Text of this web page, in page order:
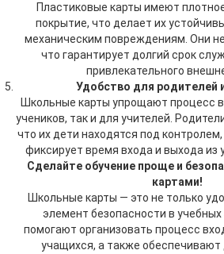
Пластиковые карты имеют
покрытие, что делает их
механическим повреждениям. Они
что гарантирует долгий срок
привлекательного
Удобство для родителей
Школьные карты упрощают процесс
учеников, так и для учителей.
что их дети находятся под
фиксирует время входа и выхода из
Сделайте обучение проще и
картами!
Школьные карты — это не только
элемент безопасности в
помогают организовать процесс
учащихся, а также обеспечивают